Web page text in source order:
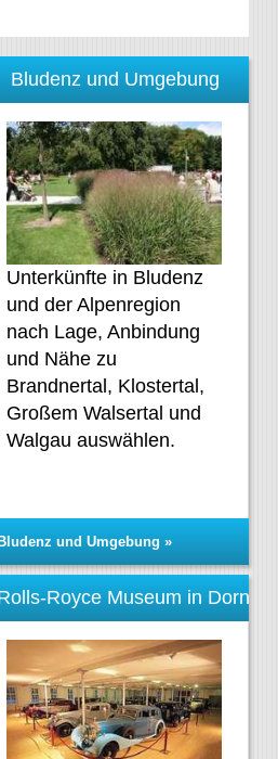
Bludenz und Umgebung
Unterkünfte in Bludenz
und der Alpenregion
nach Lage, Anbindung
und Nähe zu
Brandnertal, Klostertal,
Großem Walsertal und
Walgau auswählen.
und Umgebung »
Royce Museum in Dornbirn